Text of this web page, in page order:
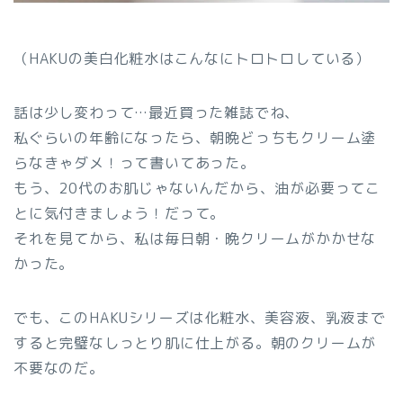
（HAKUの美白化粧水はこんなにトロトロしている）
話は少し変わって…最近買った雑誌でね、
私ぐらいの年齢になったら、朝晩どっちもクリーム塗
らなきゃダメ！って書いてあった。
もう、20代のお肌じゃないんだから、油が必要ってこ
とに気付きましょう！だって。
それを見てから、私は毎日朝・晩クリームがかかせな
かった。
でも、このHAKUシリーズは化粧水、美容液、乳液まで
すると完璧なしっとり肌に仕上がる。朝のクリームが
不要なのだ。